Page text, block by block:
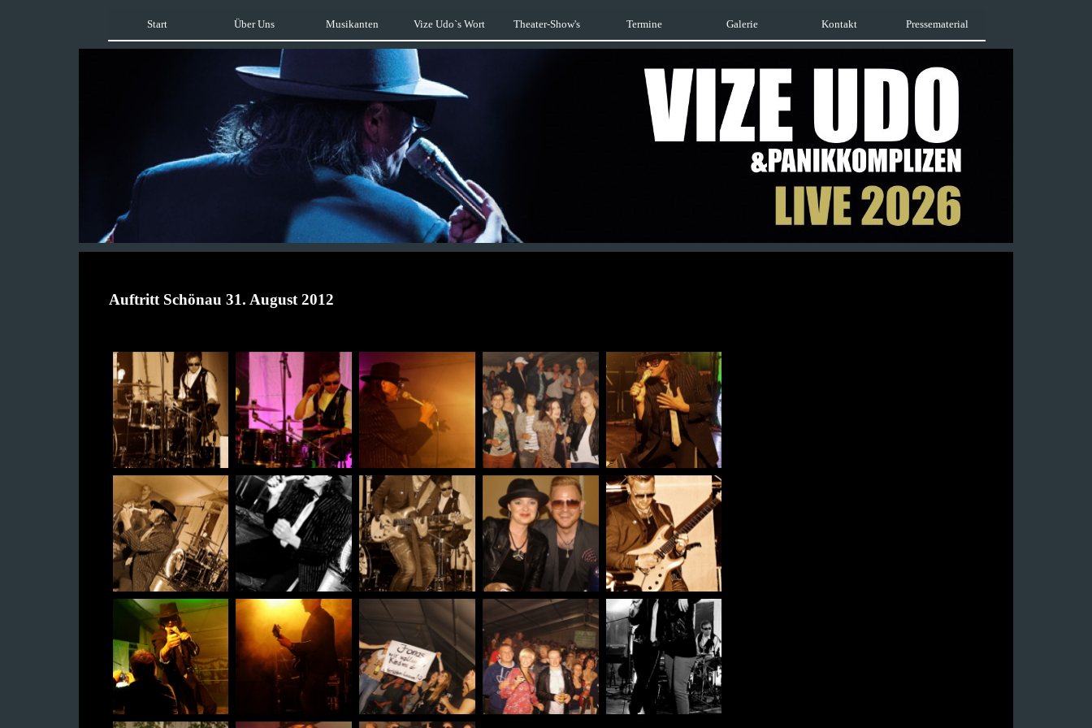
Start Über Uns Musikanten Vize Udo`s Wort Theater-Show's Termine Galerie Kontakt Pressematerial
Auftritt Schönau 31. August 2012